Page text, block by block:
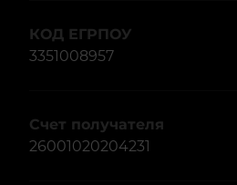
КОД ЕГРПОУ
3351008957
Счет получателя
26001020204231